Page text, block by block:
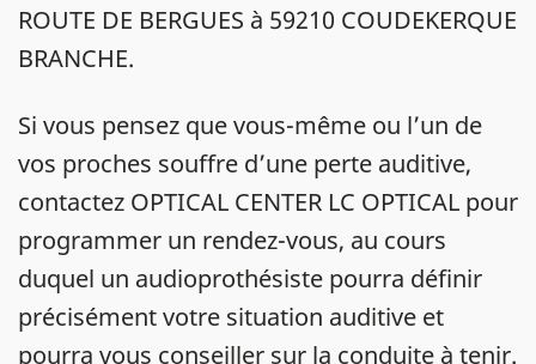
ROUTE DE BERGUES à 59210 COUDEKERQUE
BRANCHE.
Si vous pensez que vous-même ou l’un de
vos proches souffre d’une perte auditive,
contactez OPTICAL CENTER LC OPTICAL pour
programmer un rendez-vous, au cours
duquel un audioprothésiste pourra définir
précisément votre situation auditive et
pourra vous conseiller sur la conduite à tenir.